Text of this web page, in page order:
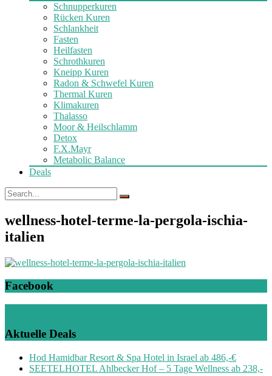
Schnupperkuren
Rücken Kuren
Schlankheit
Fasten
Heilfasten
Schrothkuren
Kneipp Kuren
Radon & Schwefel Kuren
Thermal Kuren
Klimakuren
Thalasso
Moor & Heilschlamm
Detox
F.X.Mayr
Metabolic Balance
Deals
wellness-hotel-terme-la-pergola-ischia-
italien
Facebook
Aktuelle Deals
Hod Hamidbar Resort & Spa Hotel in Israel ab 486,-€
SEETELHOTEL Ahlbecker Hof – 5 Tage Wellness ab 238,-